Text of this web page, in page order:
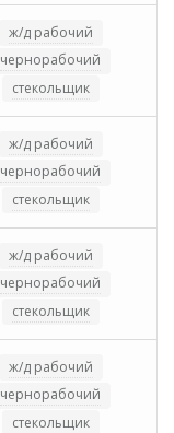
ж/д рабочий
чернорабочий
стекольщик
ж/д рабочий
чернорабочий
стекольщик
ж/д рабочий
чернорабочий
стекольщик
ж/д рабочий
чернорабочий
стекольщик